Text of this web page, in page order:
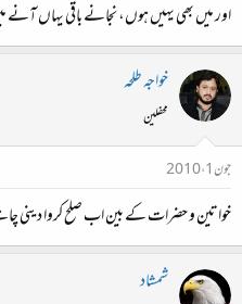
اور میں بھی یہیں ہوں، نجانے باقی یہاں
خواجہ طلحہ
محفلین
جون 1، 2010
خواتین و حضرات کے بین اب صلح کروا دینی
شمشاد